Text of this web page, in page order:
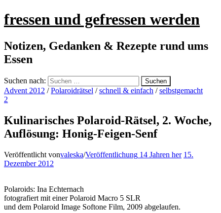
fressen und gefressen werden
Notizen, Gedanken & Rezepte rund ums
Essen
Suchen nach:
Advent 2012 /Polaroidrätsel /schnell & einfach /selbstgemacht
2
Kulinarisches Polaroid-Rätsel, 2. Woche,
Auflösung: Honig-Feigen-Senf
Veröffentlicht vonvaleska/Veröffentlichung 14 Jahren her 15.
Dezember 2012
Polaroids: Ina Echternach
fotografiert mit einer Polaroid Macro 5 SLR
und dem Polaroid Image Softone Film, 2009 abgelaufen.